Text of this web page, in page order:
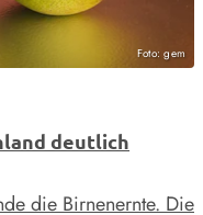
Foto: gem
deutlich
die Birnenernte. Die